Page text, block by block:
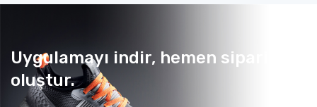
Uygulamayı indir, hemen sipariş
oluştur.